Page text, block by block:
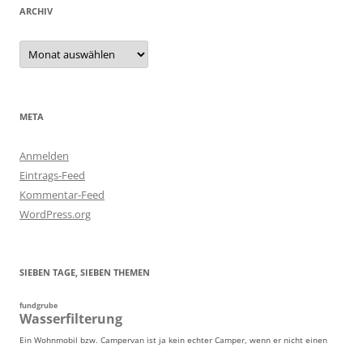
ARCHIV
Archiv
META
Anmelden
Eintrags-Feed
Kommentar-Feed
WordPress.org
SIEBEN TAGE, SIEBEN THEMEN